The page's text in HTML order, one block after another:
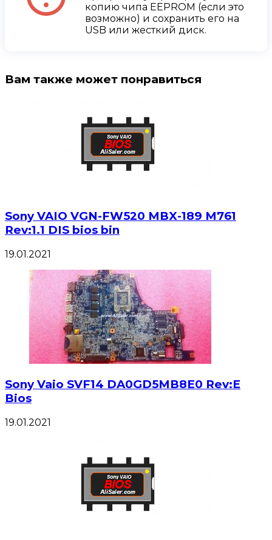
копию чипа EEPROM (если это
возможно) и сохранить его на
USB или жесткий диск.
Вам также может понравиться
Sony VAIO VGN-FW520 MBX-189 M761
Rev:1.1 DIS bios bin
19.01.2021
Sony Vaio SVF14 DA0GD5MB8E0 Rev:E
Bios
19.01.2021